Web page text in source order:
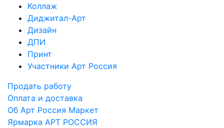
Коллаж
Диджитал-Арт
Дизайн
ДПИ
Принт
Участники Арт Россия
Продать работу
Оплата и доставка
Об Арт Россия Маркет
Ярмарка АРТ РОССИЯ